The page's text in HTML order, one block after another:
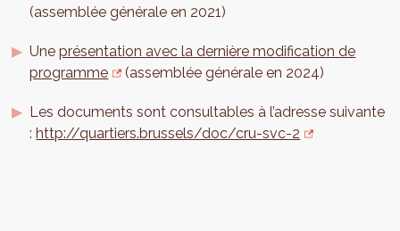
(assemblée générale en 2021)
Uneprésentation avec la dernière modification de
programme
(assemblée générale en 2024)
Les documents sont consultables à l’adresse suivante
:http://quartiers.brussels/doc/cru-svc-2